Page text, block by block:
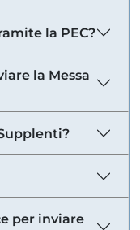
la PEC?
la Messa
per inviare